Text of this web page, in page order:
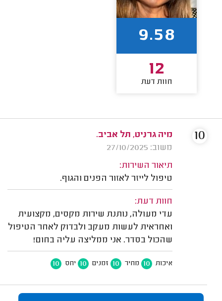
9.58
12
חוות דעת
מיה גרניט, תל אביב.
משוב: 27/10/2025
תיאור השירות:
טיפול לייזר לאזור הפנים והגוף.
חוות דעת:
עדי מעולה, נותנת שירות מקסים, מקצועית
ואחראית לעשות מעקב ולבדוק לאחר הטיפול
שהכול בסדר. אני ממליצה עליה בחום!
איכות 10 מחיר 10 זמנים 10 יחס 10
10